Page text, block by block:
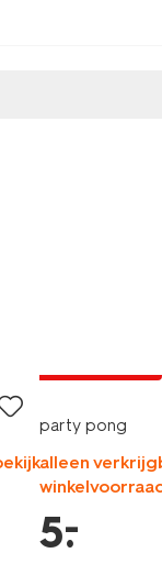
party pong
alleen
5.
–